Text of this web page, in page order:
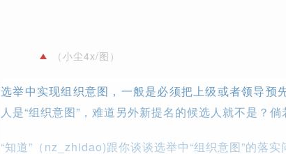
（小尘4x/图）
选举中实现组织意图，一般是必须把上级或者领导预
人是“组织意图”，难道另外新提名的候选人就不是？
“知道”（nz_zhidao)跟你谈谈选举中“组织意图”的落实